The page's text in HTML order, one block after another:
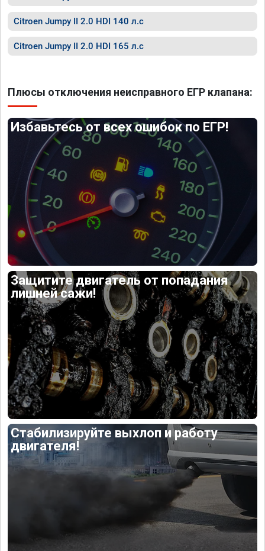
Citroen Jumpy II 2.0 HDI 140 л.с
Citroen Jumpy II 2.0 HDI 165 л.с
Плюсы отключения неисправного ЕГР клапана:
Избавьтесь от всех ошибок по ЕГР!
Защитите двигатель от попадания
лишней сажи!
Стабилизируйте выхлоп и работу
двигателя!